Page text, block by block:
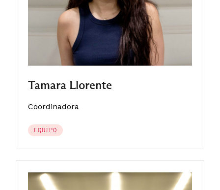
Tamara Llorente
Coordinadora
EQUIPO